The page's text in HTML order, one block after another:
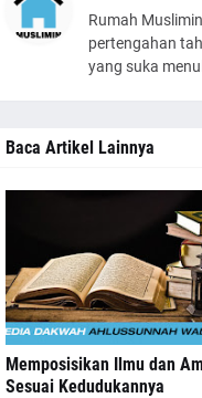
Rumah
pertengahan
yang suka
Baca Artikel Lainnya
Memposisikan Ilmu dan
Sesuai Kedudukannya